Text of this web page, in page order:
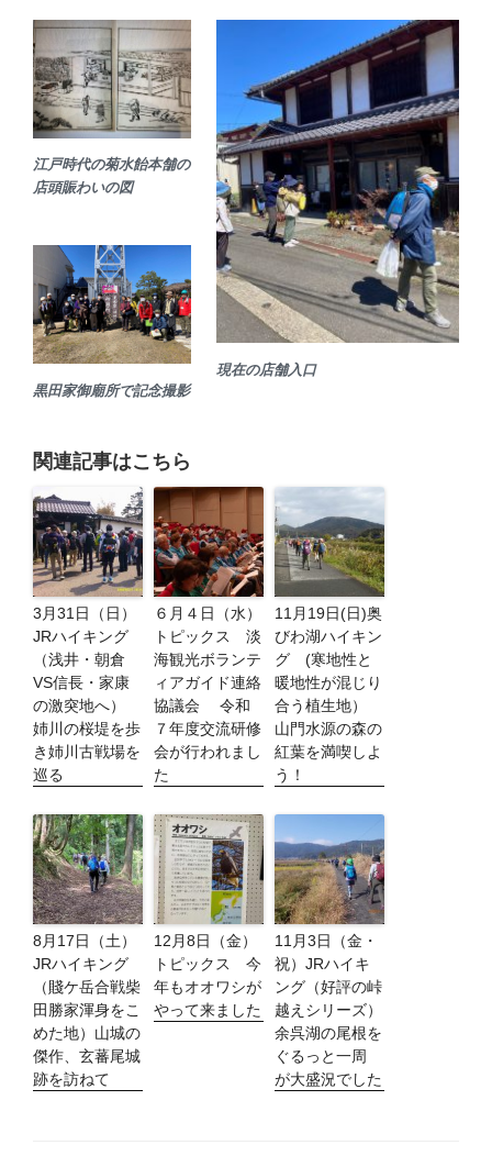
現在の店舗入口
江戸時代の菊水飴本舗の
店頭賑わいの図
黒田家御廟所で記念撮影
関連記事はこちら
3月31日（日）
JRハイキング
（浅井・朝倉
VS信長・家康
の激突地へ）
姉川の桜堤を歩
き姉川古戦場を
巡る
６月４日（水）
トピックス 淡
海観光ボランテ
ィアガイド連絡
協議会 令和
７年度交流研修
会が行われまし
た
11月19日(日)奥
びわ湖ハイキン
グ (寒地性と
暖地性が混じり
合う植生地）
山門水源の森の
紅葉を満喫しよ
う！
8月17日（土）
JRハイキング
（賤ケ岳合戦柴
田勝家渾身をこ
めた地）山城の
傑作、玄蕃尾城
跡を訪ねて
12月8日（金）
トピックス 今
年もオオワシが
やって来ました
11月3日（金・
祝）JRハイキ
ング（好評の峠
越えシリーズ）
余呉湖の尾根を
ぐるっと一周
が大盛況でした